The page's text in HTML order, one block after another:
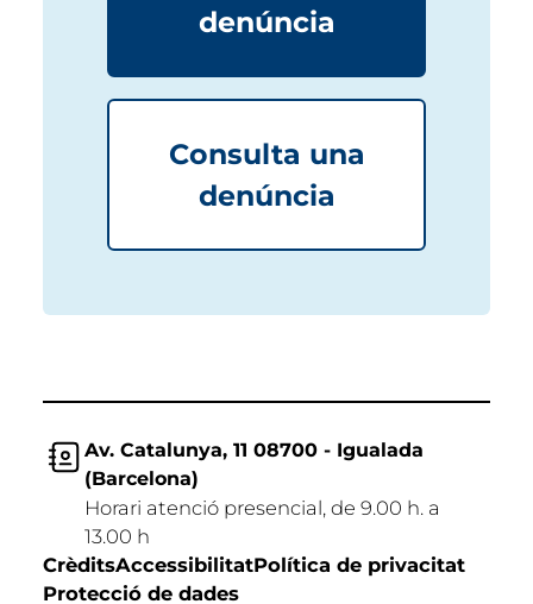
denúncia
Consulta una
denúncia
Av. Catalunya, 11 08700 - Igualada
(Barcelona)
Horari atenció presencial, de 9.00 h. a
13.00 h
CrèditsAccessibilitatPolítica de privacitat
Protecció de dades